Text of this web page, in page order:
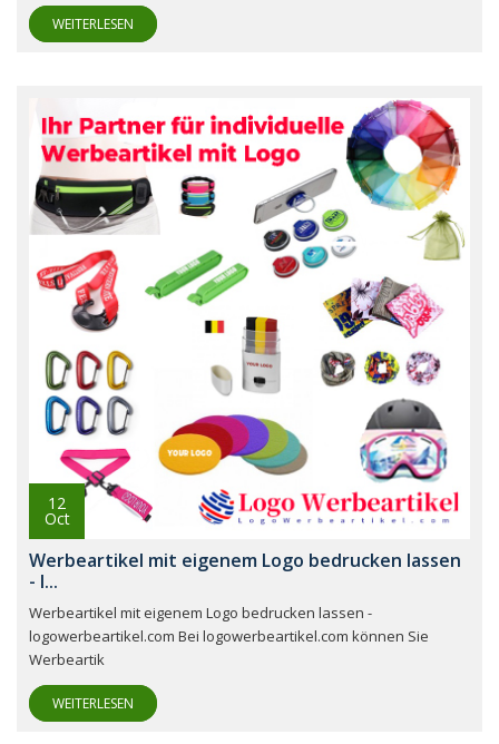
WEITERLESEN
12
Oct
Werbeartikel mit eigenem Logo bedrucken lassen
- l...
Werbeartikel mit eigenem Logo bedrucken lassen -
logowerbeartikel.com Bei logowerbeartikel.com können Sie
Werbeartik
WEITERLESEN